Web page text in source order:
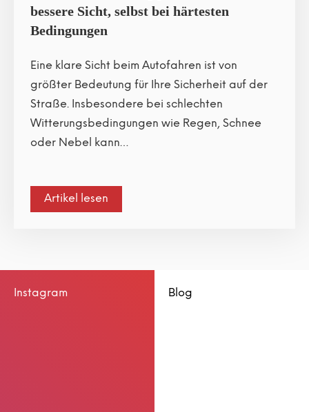
bessere Sicht, selbst bei härtesten
Bedingungen
Eine klare Sicht beim Autofahren ist von
größter Bedeutung für Ihre Sicherheit auf der
Straße. Insbesondere bei schlechten
Witterungsbedingungen wie Regen, Schnee
oder Nebel kann…
Artikel lesen
Instagram Blog